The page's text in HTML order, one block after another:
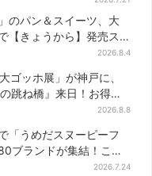
定でお得に
のパン＆スイーツ、大
【きょうから】発売ス
2026.8.4
ゴッホ展」が神戸に、
跳ね橋』来日！お得な
2026.8.8
「うめだスヌーピーフ
ブランドが集結！ここ
2026.7.24